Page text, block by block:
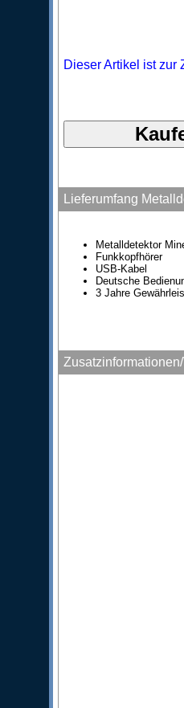
Dieser Artikel ist zur
Lieferumfang
Metalldetektor
Funkkopfhörer
USB-Kabel
Deutsche
3 Jahre